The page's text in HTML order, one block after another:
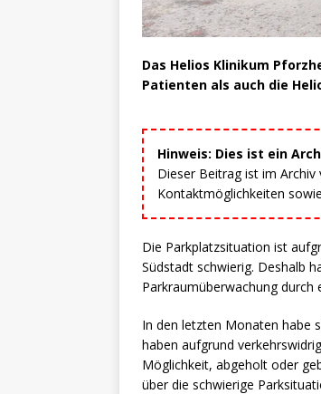
Das Helios Klinikum
Patienten als auch die
Hinweis: Dies ist ein
Dieser Beitrag ist im Archiv
Kontaktmöglichkeiten
Die Parkplatzsituation ist
Südstadt schwierig. Deshalb
Parkraumüberwachung durch
In den letzten Monaten habe
haben aufgrund
Möglichkeit, abgeholt oder
über die schwierige